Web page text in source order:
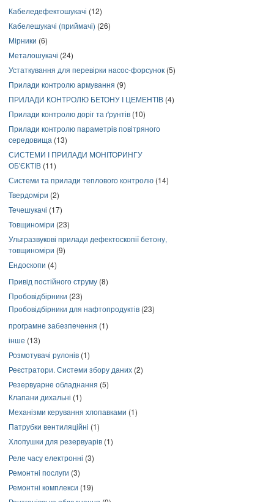
Кабеледефектошукачі (12)
Кабелешукачі (приймачі) (26)
Мірники (6)
Металошукачі (24)
Устаткування для перевірки насос-форсунок (5)
Прилади контролю армування (9)
ПРИЛАДИ КОНТРОЛЮ БЕТОНУ І ЦЕМЕНТІВ (4)
Прилади контролю доріг та ґрунтів (10)
Прилади контролю параметрів повітряного
середовища (13)
СИСТЕМИ І ПРИЛАДИ МОНІТОРИНГУ
ОБ'ЄКТІВ (11)
Системи та прилади теплового контролю (14)
Твердоміри (2)
Течешукачі (17)
Товщиноміри (23)
Ультразвукові прилади дефектоскопії бетону,
товщиноміри (9)
Ендоскопи (4)
Привід постійного струму (8)
Пробовідбірники (23)
Пробовідбірники для нафтопродуктів (23)
програмне забезпечення (1)
інше (13)
Розмотувачі рулонів (1)
Реєстратори. Системи збору даних (2)
Резервуарне обладнання (5)
Клапани дихальні (1)
Механізми керування хлопавками (1)
Патрубки вентиляційні (1)
Хлопушки для резервуарів (1)
Реле часу електронні (3)
Ремонтні послуги (3)
Ремонтні комплекси (19)